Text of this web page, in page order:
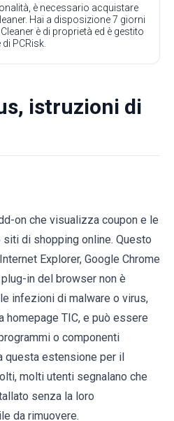
è necessario acquistare
Hai a disposizione 7 giorni
è di proprietà ed è gestito
PCRisk.
istruzioni di
on che visualizza coupon e le
di shopping online. Questo
Explorer, Google Chrome
in del browser non è
infezioni di malware o virus,
homepage TIC, e può essere
o componenti
questa estensione per il
molti utenti segnalano che
senza la loro
da rimuovere.